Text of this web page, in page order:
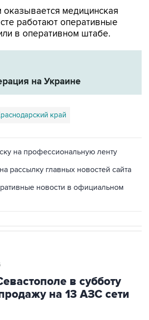
медицинская
работают оперативные
в оперативном штабе.
на Украине
край
на профессиональную ленту
рассылку главных новостей сайта
новости в официальном
в субботу
на 13 АЗС сети